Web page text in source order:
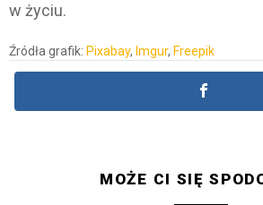
w życiu.
Źródła grafik: Pixabay, Imgur, Freepik
MOŻE CI SIĘ